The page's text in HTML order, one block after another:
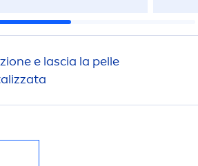
e lascia la pelle
izzata